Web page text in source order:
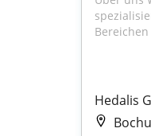
Bereichen
Hedalis